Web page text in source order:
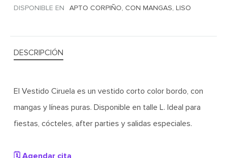
DISPONIBLE EN
APTO CORPIÑO, CON MANGAS, LISO
DESCRIPCIÓN
El Vestido Ciruela es un vestido corto color bordo, con
mangas y líneas puras. Disponible en talle L. Ideal para
fiestas, cócteles, after parties y salidas especiales.